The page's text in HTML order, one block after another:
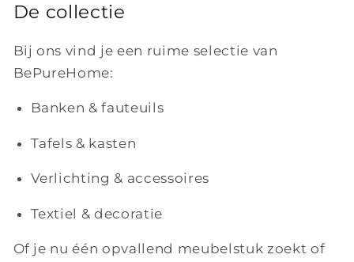
De collectie
Bij ons vind je een ruime selectie van
BePureHome:
Banken & fauteuils
Tafels & kasten
Verlichting & accessoires
Textiel & decoratie
Of je nu één opvallend meubelstuk zoekt of